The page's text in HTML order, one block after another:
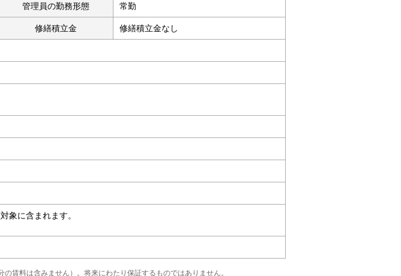
管理員の勤務形態 常勤
修繕積立金 修繕積立金なし
象に含まれます。
賃料は含みません）。将来にわたり保証するものではありません。